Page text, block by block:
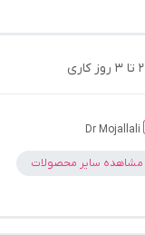
2 تا 3 روز کاری
Dr Mojallali
مشاهده سایر محصولات